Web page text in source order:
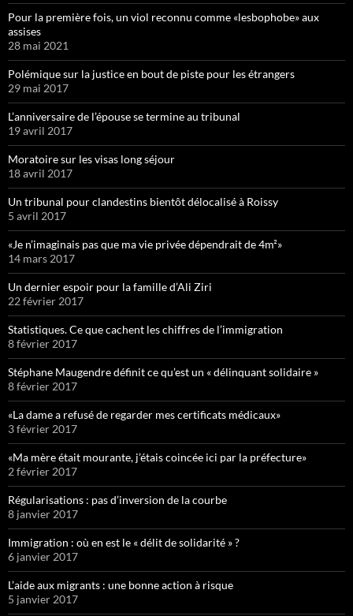
Pour la première fois, un viol reconnu comme «lesbophobe» aux
assises
28 mai 2021
Polémique sur la justice en bout de piste pour les étrangers
29 mai 2017
L’anniversaire de l’épouse se termine au tribunal
19 avril 2017
Moratoire sur les visas long séjour
18 avril 2017
Un tribunal pour clandestins bientôt délocalisé à Roissy
5 avril 2017
«Je n’imaginais pas que ma vie privée dépendrait de 4m²»
14 mars 2017
Un dernier espoir pour la famille d’Ali Ziri
22 février 2017
Statistiques. Ce que cachent les chiffres de l’immigration
8 février 2017
Stéphane Maugendre définit ce qu’est un « délinquant solidaire »
8 février 2017
«La dame a refusé de regarder mes certificats médicaux»
3 février 2017
«Ma mère était mourante, j’étais coincée ici par la préfecture»
2 février 2017
Régularisations : pas d’inversion de la courbe
8 janvier 2017
Immigration : où en est le « délit de solidarité » ?
6 janvier 2017
L’aide aux migrants : une bonne action à risque
5 janvier 2017